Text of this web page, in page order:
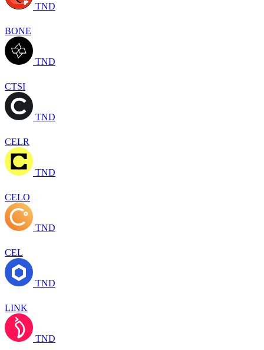
TND
BONE
TND
CTSI
TND
CELR
TND
CELO
TND
CEL
TND
LINK
TND